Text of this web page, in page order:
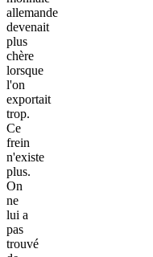
allemande
devenait
plus
chère
lorsque
l'on
exportait
trop.
Ce
frein
n'existe
plus.
On
ne
lui a
pas
trouvé